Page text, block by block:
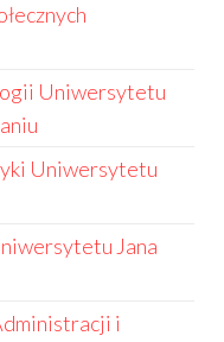
Uniwersytetu
Uniwersytetu
Jana
i